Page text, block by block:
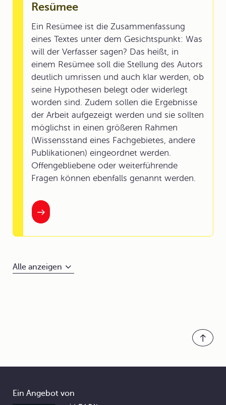
Resümee
Ein Resümee ist die Zusammenfassung
eines Textes unter dem Gesichtspunkt: Was
will der Verfasser sagen? Das heißt, in
einem Resümee soll die Stellung des Autors
deutlich umrissen und auch klar werden, ob
seine Hypothesen belegt oder widerlegt
worden sind. Zudem sollen die Ergebnisse
der Arbeit aufgezeigt werden und sie sollten
möglichst in einen größeren Rahmen
(Wissensstand eines Fachgebietes, andere
Publikationen) eingeordnet werden.
Offengebliebene oder weiterführende
Fragen können ebenfalls genannt werden.
Alle anzeigen
Ein Angebot von